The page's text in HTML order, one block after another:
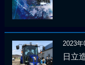
2023年
日立